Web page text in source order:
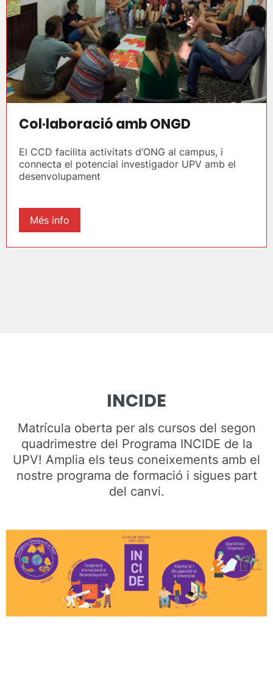
Col·laboració amb ONGD
El CCD facilita activitats d’ONG al campus, i
connecta el potencial investigador UPV amb el
desenvolupament
Més info
INCIDE
Matrícula oberta per als cursos del segon
quadrimestre del Programa INCIDE de la
UPV! Amplia els teus coneixements amb el
nostre programa de formació i sigues part
del canvi.